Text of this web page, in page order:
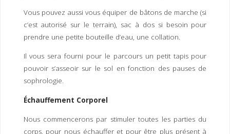
Vous pouvez aussi vous équiper de bâtons de marche (si
c’est autorisé sur le terrain), sac à dos si besoin pour
prendre une petite bouteille d’eau, une collation.
Il vous sera fourni pour le parcours un petit tapis pour
pouvoir s’asseoir sur le sol en fonction des pauses de
sophrologie.
Échauffement Corporel
Nous commencerons par stimuler toutes les parties du
corps, pour nous échauffer et pour être plus présent à